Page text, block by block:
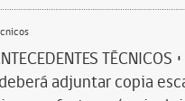
adjuntar copia